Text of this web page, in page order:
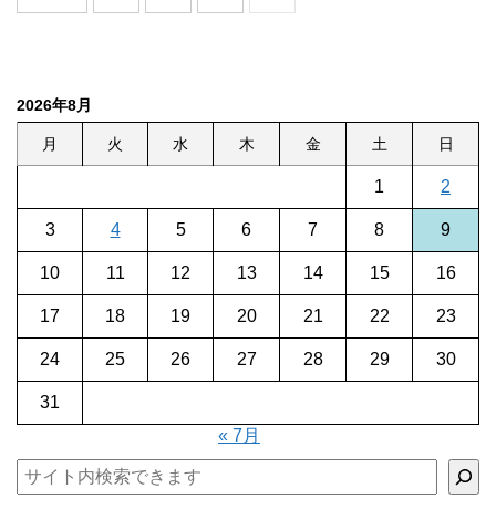
2026年8月
月 火 水 木 金 土 日
1 2
3 4 5 6 7 8 9
10 11 12 13 14 15 16
17 18 19 20 21 22 23
24 25 26 27 28 29 30
31
« 7月
検索